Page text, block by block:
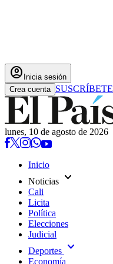
account_circle Inicia sesión
Crea cuenta SUSCRÍBETE
lunes, 10 de agosto de 2026
Inicio
Noticias expand_more
Cali
Licita
Política
Elecciones
Judicial
Deportes expand_more
Economía